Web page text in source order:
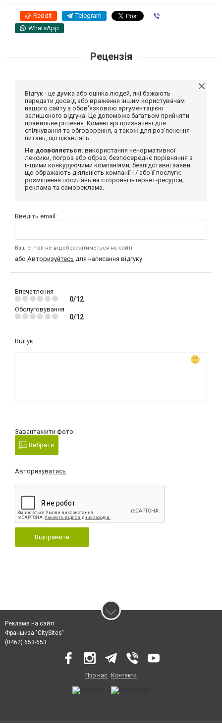
Reddit Telegram
WhatsApp
Рецензія
Відгук - це думка або оцінка людей, які бажають
передати досвід або враження іншим користувачам
нашого сайту з обов'язковою аргументацією
залишеного відгука. Це допоможе багатьом прийняти
правильне рішення. Коментарі призначені для
спілкування та обговорення, а також для роз'яснення
питань, що цікавлять.
Не дозволяється: використання ненормативної
лексики, погроз або образ; безпосереднє порівняння з
іншими конкуруючими компаніями; безпідставні заяви,
що ображають діяльність компанії і / або її послуги;
розміщення посилань на сторонні інтернет-ресурси;
реклама та самореклама.
Введіть email:
Ваш e-mail не відображатиметься на сайті
або Авторизуйтесь для написання відгуку
Впечатления
0/12
Обслуговування
0/12
Відгук:
Завантажити фото:
Вибрати
Авторизуватись
Відправити
Реклама на сайті
Франшиза "CitySites"
(0462) 653-653
Про нас Контакти